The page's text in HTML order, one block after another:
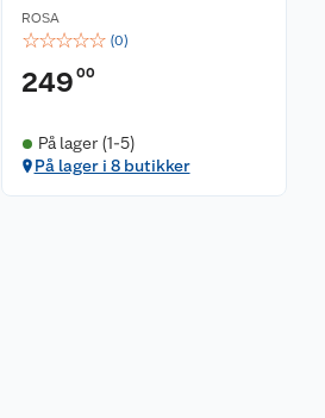
ROSA
☆☆☆☆☆ (0)
249 00
På lager (1-5)
På lager i 8 butikker